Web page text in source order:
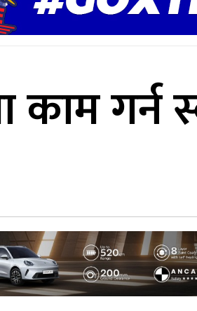
काम गर्न